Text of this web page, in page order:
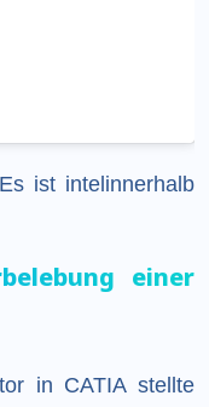
ist intelinnerhalb
einer
in CATIA stellte